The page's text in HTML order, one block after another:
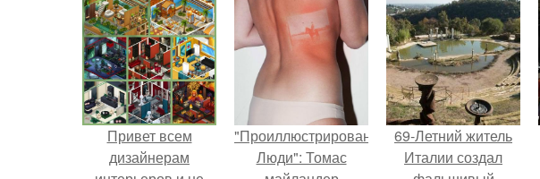
Привет всем
дизайнерам
"Проиллюстрированные
Люди": Томас
69-Летний житель
Италии создал